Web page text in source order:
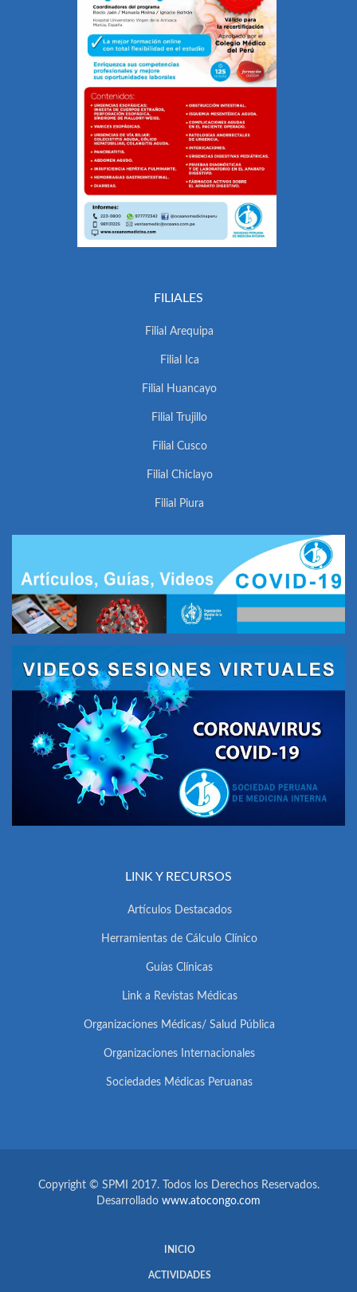
FILIALES
Filial Arequipa
Filial Ica
Filial Huancayo
Filial Trujillo
Filial Cusco
Filial Chiclayo
Filial Piura
LINK Y RECURSOS
Artículos Destacados
Herramientas de Cálculo Clínico
Guías Clínicas
Link a Revistas Médicas
Organizaciones Médicas/ Salud Pública
Organizaciones Internacionales
Sociedades Médicas Peruanas
Copyright © SPMI 2017. Todos los Derechos Reservados.
Desarrollado www.atocongo.com
INICIO
ACTIVIDADES